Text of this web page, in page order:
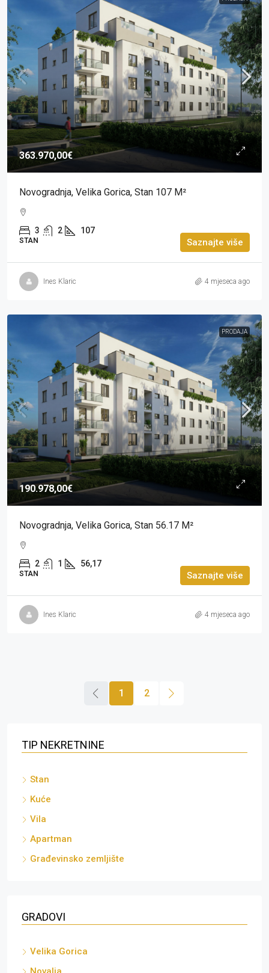
363.970,00€
Novogradnja, Velika Gorica, Stan 107 M²
3 2 107
STAN Saznajte više
Ines Klaric 4 mjeseca ago
PRODAJA
190.978,00€
Novogradnja, Velika Gorica, Stan 56.17 M²
2 1 56,17
STAN Saznajte više
Ines Klaric 4 mjeseca ago
1 2
TIP NEKRETNINE
Stan
Kuće
Vila
Apartman
Građevinsko zemljište
GRADOVI
Velika Gorica